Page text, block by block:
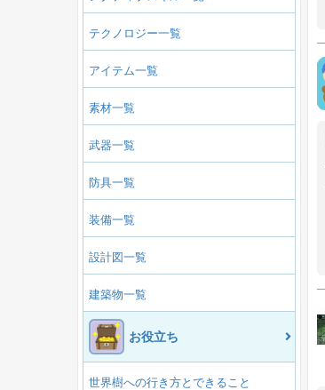
テクノロジー一覧
アイテム一覧
素材一覧
武器一覧
防具一覧
装備一覧
設計図一覧
建築物一覧
お役立ち
世界樹への行き方とできること